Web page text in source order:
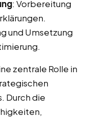
: Vorbereitung
und Umsetzung
zentrale Rolle in
Durch die